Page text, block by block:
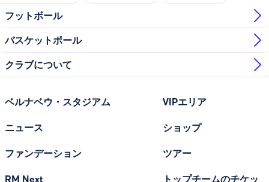
フットボール
バスケットボール
クラブについて
ベルナベウ・スタジアム
ニュース
ファンデーション
RM Next
VIPエリア
ショップ
ツアー
トップチームのチケッ